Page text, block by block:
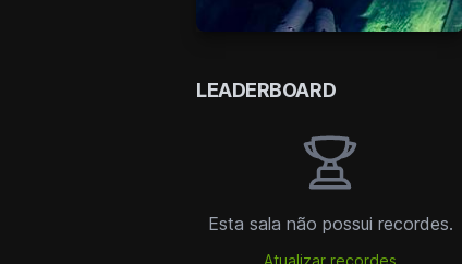
LEADERBOARD
Esta sala não possui recordes.
Atualizar recordes